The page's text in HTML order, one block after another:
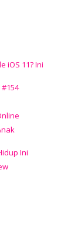
iOS 11? Ini
#154
Ini